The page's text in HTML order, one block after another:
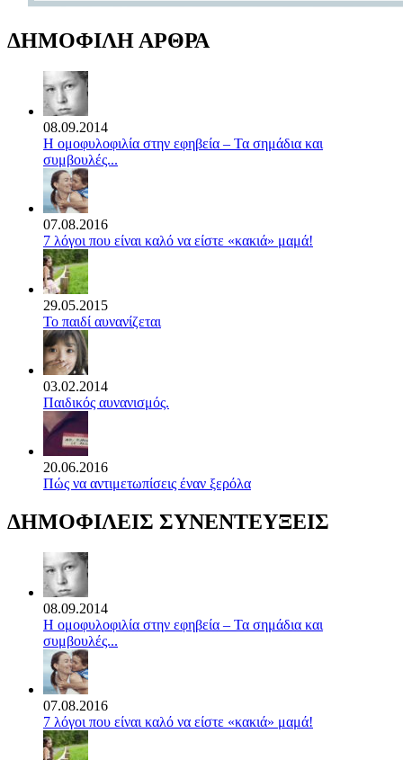
ΔΗΜΟΦΙΛΗ ΑΡΘΡΑ
08.09.2014
Η ομοφυλοφιλία στην εφηβεία – Τα σημάδια και
συμβουλές...
07.08.2016
7 λόγοι που είναι καλό να είστε «κακιά» μαμά!
29.05.2015
Το παιδί αυνανίζεται
03.02.2014
Παιδικός αυνανισμός.
20.06.2016
Πώς να αντιμετωπίσεις έναν ξερόλα
ΔΗΜΟΦΙΛΕΙΣ ΣΥΝΕΝΤΕΥΞΕΙΣ
08.09.2014
Η ομοφυλοφιλία στην εφηβεία – Τα σημάδια και
συμβουλές...
07.08.2016
7 λόγοι που είναι καλό να είστε «κακιά» μαμά!